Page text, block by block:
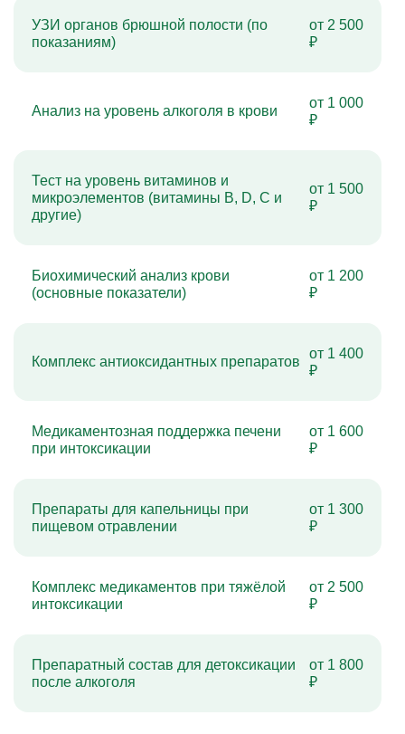
Цераксон капельница
Капельница Церебролизин
Капельница Мильгамма
УЗИ органов брюшной полости (по
показаниям)
от 2 500
₽
Анализ на уровень алкоголя в крови
от 1 000
₽
Тест на уровень витаминов и
микроэлементов (витамины B, D, C и
другие)
от 1 500
₽
Биохимический анализ крови
(основные показатели)
от 1 200
₽
Комплекс антиоксидантных препаратов
от 1 400
₽
Медикаментозная поддержка печени
при интоксикации
от 1 600
₽
Препараты для капельницы при
пищевом отравлении
от 1 300
₽
Комплекс медикаментов при тяжёлой
интоксикации
от 2 500
₽
Препаратный состав для детоксикации
после алкоголя
от 1 800
₽